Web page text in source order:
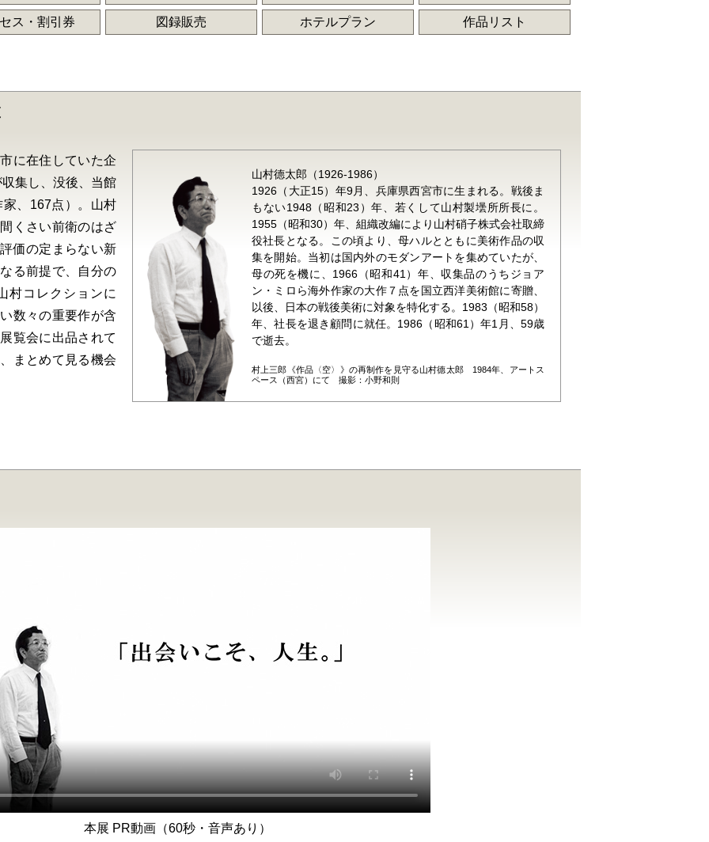
ス・割引券 図録販売 ホテルプラン 作品リスト
山村德太郎（1926-1986）
1926（大正15）年9月、兵庫県西宮市に生まれる。戦後ま
もない1948（昭和23）年、若くして山村製壜所所長に。
1955（昭和30）年、組織改編により山村硝子株式会社取締
役社長となる。この頃より、母ハルとともに美術作品の収
集を開始。当初は国内外のモダンアートを集めていたが、
母の死を機に、1966（昭和41）年、収集品のうちジョア
ン・ミロら海外作家の大作７点を国立西洋美術館に寄贈、
以後、日本の戦後美術に対象を特化する。1983（昭和58）
年、社長を退き顧問に就任。1986（昭和61）年1月、59歳
で逝去。
村上三郎《作品〈空〉》の再制作を見守る山村德太郎 1984年、アートス
ペース（西宮）にて 撮影：小野和則
に在住していた企
集し、没後、当館
、167点）。山村
くさい前衛のはざ
価の定まらない新
る前提で、自分の
村コレクションに
数々の重要作が含
覧会に出品されて
まとめて見る機会
本展 PR動画（60秒・音声あり）